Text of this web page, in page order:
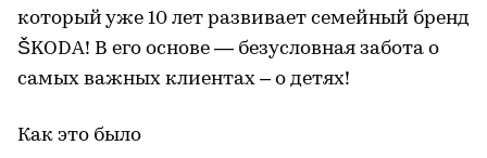
который уже 10 лет развивает семейный бренд
ŠKODA! В его основе — безусловная забота о
самых важных клиентах – о детях!
Как это было